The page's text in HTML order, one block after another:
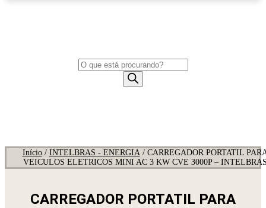
Pesquisar
produtos
Início/ INTELBRAS - ENERGIA / CARREGADOR PORTATIL
VEICULOS ELETRICOS MINI AC 3 KW CVE 3000P –
CARREGADOR PORTATIL PARA